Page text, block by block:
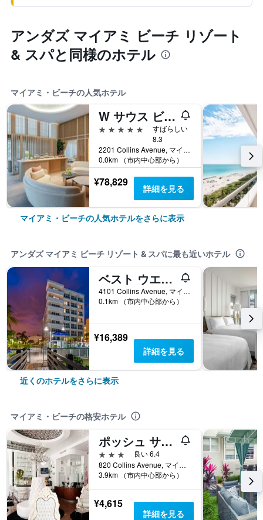
アンダズ マイアミ ビーチ リゾート
& スパと同様のホテル
マイアミ・ビーチの人気ホテル
W サウス ビーチ
5つ星
すばらしい
8.3
2201 Collins Avenue, マイアミ・ビーチ, FL, アメリカ合衆国
0.0km （市内中心部から）
¥78,829 詳細を見る
マイアミ・ビーチの人気ホテルをさらに表示
アンダズ マイアミ ビーチ リゾート & スパに最も近いホテル
ベスト ウエスタン プラス アトランティック ビーチ リゾート
4101 Collins Avenue, マイアミ・ビーチ, FL, アメリカ合衆国
0.1km （市内中心部から）
¥16,389
詳細を見る
近くのホテルをさらに表示
マイアミ・ビーチの格安ホテル
ポッシュ サウス ビーチ
3つ星
良い 6.4
820 Collins Avenue, マイアミ・ビーチ, FL, アメリカ合衆国
3.9km （市内中心部から）
¥4,615
詳細を見る